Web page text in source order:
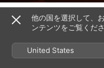
の繁栄をみる。だが、やが
豊かなコーリャン畑を荒ら
抗に立ち上がる……。
予告編
他の国を選択して、
ンテンツをご覧くだ
United States